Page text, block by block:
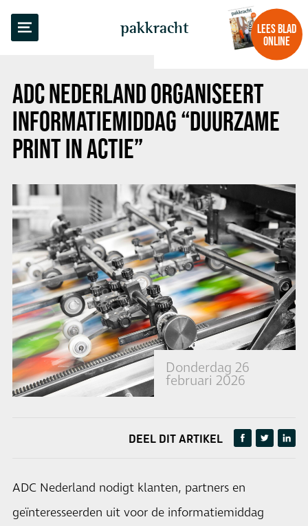
pakkracht
LEES BLAD
ONLINE
ADC NEDERLAND ORGANISEERT
INFORMATIEMIDDAG “DUURZAME
PRINT IN ACTIE”
Donderdag 26
februari 2026
TERUG NAAR OVERZICHT
DEEL DIT ARTIKEL
ADC Nederland nodigt klanten, partners en
geïnteresseerden uit voor de informatiemiddag